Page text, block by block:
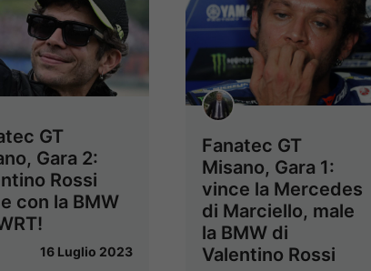
GT
Gara 2:
Rossi
con la BMW
16 Luglio 2023
Fanatec GT
Misano, Gara 1:
vince la Mercedes
di Marciello, male
la BMW di
Valentino Rossi